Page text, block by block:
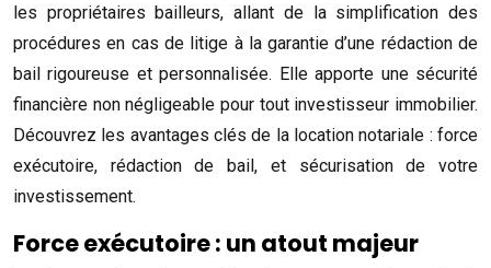
les propriétaires bailleurs, allant de la simplification des
procédures en cas de litige à la garantie d’une rédaction de
bail rigoureuse et personnalisée. Elle apporte une sécurité
financière non négligeable pour tout investisseur immobilier.
Découvrez les avantages clés de la location notariale : force
exécutoire, rédaction de bail, et sécurisation de votre
investissement.
Force exécutoire : un atout majeur